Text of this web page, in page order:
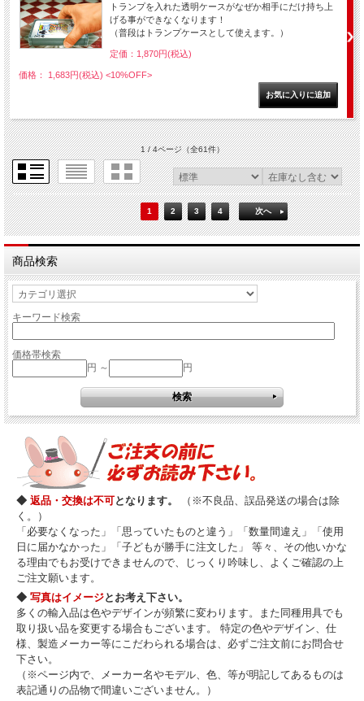
トランプを入れた透明ケースがなぜか相手にだけ持ち上
げる事ができなくなります！
（普段はトランプケースとして使えます。）
定価：1,870円(税込)
価格： 1,683円(税込) <10%OFF>
1 / 4ページ（全61件）
1 2 3 4 次へ
商品検索
キーワード検索
価格帯検索
円 ～
円
◆ 返品・交換は不可となります。
（※不良品、誤品発送の場合は除
く。）
「必要なくなった」「思っていたものと違う」「数量間違え」「使用
日に届かなかった」「子どもが勝手に注文した」 等々、その他いかな
る理由でもお受けできませんので、じっくり吟味し、よくご確認の上
ご注文願います。
◆ 写真はイメージとお考え下さい。
多くの輸入品は色やデザインが頻繁に変わります。また同種用具でも
取り扱い品を変更する場合もございます。 特定の色やデザイン、仕
様、製造メーカー等にこだわられる場合は、必ずご注文前にお問合せ
下さい。
（※ページ内で、メーカー名やモデル、色、等が明記してあるものは
表記通りの品物で間違いございません。）